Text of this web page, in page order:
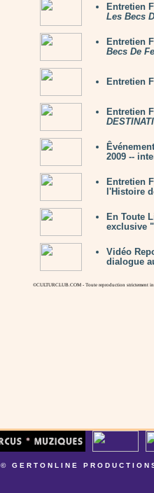
Entretien
Les Becs
Entretien
Becs De
Entretien
Entretien
2009 --
Entretien
l'Histoire
En Toute
exclusive
Vidéo
dialogue
©CULTURCLUB.COM - Toute reproduction strictement
© GERTONLINE